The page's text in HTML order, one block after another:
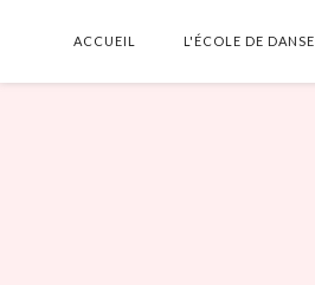
ACCUEIL L'ÉCOLE DE DANSE